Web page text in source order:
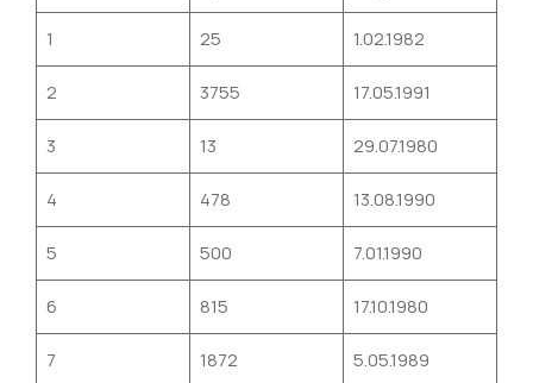
1 25 1.02.1982
2 3755 17.05.1991
3 13 29.07.1980
4 478 13.08.1990
5 500 7.01.1990
6 815 17.10.1980
7 1872 5.05.1989